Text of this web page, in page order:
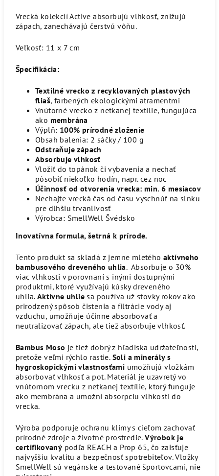
Vrecká kolekcií Active absorbujú vlhkosť, znižujú
zápach, zanechávajú čerstvú vôňu.
Veľkosť: 11 x 7 cm
Špecifikácia:
Textilné vrecko z recyklovaných plastových
fliaš, farbených ekologickými atramentmi
Vnútorné vrecko z netkanej textílie, fungujúca
ako membrána
Výplň: 100% prírodné zloženie
Obsah balenia: 2 sáčky / 100 g
Odstraňuje zápach
Absorbuje vlhkosť
Vložiť do topánok či vybavenia a nechať
pôsobiť niekoľko hodín, napr. cez noc
Účinnosť od otvorenia vrecka: min. 6 mesiacov
Nechajte vrecká čas od času vyschnúť na slnku
pre dlhšiu trvanlivosť
Výrobca: SmellWell Švédsko
Inovatívna formula, šetrná k prírode.
Tento produkt sa skladá z jemne mletého aktívneho
bambusového dreveného uhlia. Absorbuje o 30%
viac vlhkosti v porovnaní s inými dostupnými
produktmi, ktoré využívajú kúsky dreveného
uhlia. Aktívne uhlie sa používa už stovky rokov ako
prirodzený spôsob čistenia a filtrácie vody aj
vzduchu, umožňuje účinne absorbovať a
neutralizovať zápach, ale tiež absorbuje vlhkosť.
Bambus Moso je tiež dobrý z hľadiska udržateľnosti,
pretože veľmi rýchlo rastie. Soli a minerály s
hygroskopickými vlastnosťami umožňujú vložkám
absorbovať vlhkosť a pot. Materiál je uzavretý vo
vnútornom vrecku z netkanej textílie, ktorý funguje
ako membrána a umožní absorpciu vlhkosti do
vrecka.
Výroba podporuje ochranu klímy s cieľom zachovať
prírodné zdroje a životné prostredie.Výrobok je
certifikovaný podľa REACH a Prop 65, čo zaisťuje
najvyššiu kvalitu a bezpečnosť spotrebiteľov. Vložky
SmellWell sú vegánske a testované športovcami, nie